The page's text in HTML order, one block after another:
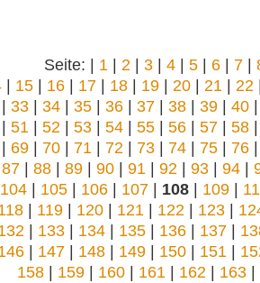
Seite: | 1 | 2 | 3 | 4 | 5 | 6 | 7 |
| 15| 16| 17| 18| 19| 20| 21 | 22
| 33| 34| 35| 36| 37| 38| 39| 40
51 | 52 | 53| 54| 55| 56| 57| 58
69| 70| 71 | 72 | 73| 74| 75| 76
87| 88| 89| 90| 91 | 92 | 93| 94|
104 | 105 | 106 | 107 | 108 | 109 |
| 119| 120| 121 | 122 | 123|
| 133| 134| 135| 136| 137|
| 147| 148| 149| 150| 151 |
158 | 159 | 160 | 161 | 162 | 163 |